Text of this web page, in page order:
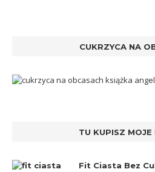
CUKRZYCA NA
TU KUPISZ MOJE
Fit Ciasta Bez